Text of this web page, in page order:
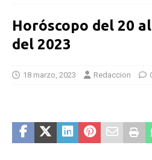
Horóscopo del 20
del 2023
18 marzo, 2023 Redaccion